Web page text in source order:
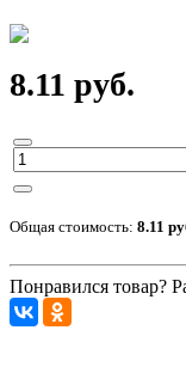
8.11 руб.
Общая стоимость: 8.11
Понравился товар?